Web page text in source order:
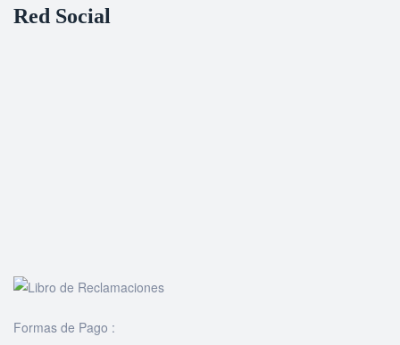
Red Social
Formas de Pago :